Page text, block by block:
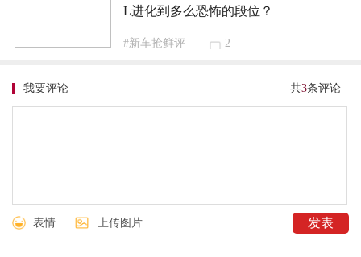
L进化到多么恐怖的段位？
#新车抢鲜评 2
共3条评论
我要评论
表情 上传图片